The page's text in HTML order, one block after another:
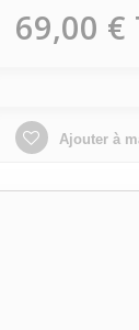
69,00 €
Ajouter à